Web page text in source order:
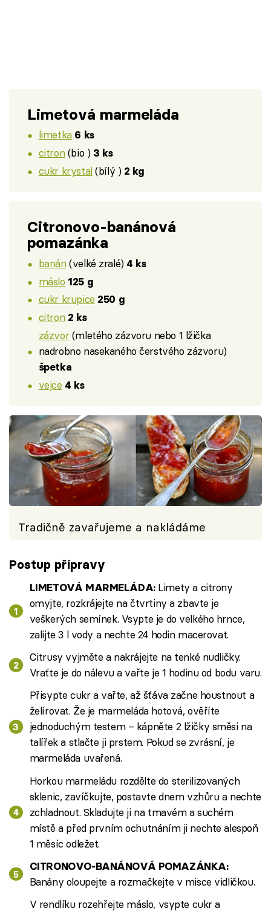
Limetová marmeláda
limetka 6 ks
citron(bio ) 3 ks
cukr krystal(bílý ) 2 kg
Citronovo-banánová
pomazánka
banán(velké zralé) 4 ks
máslo 125 g
cukr krupice 250 g
citron 2 ks
zázvor(mletého zázvoru nebo 1 lžička
nadrobno nasekaného čerstvého zázvoru)
špetka
vejce 4 ks
Tradičně zavařujeme a nakládáme
Postup přípravy
LIMETOVÁ MARMELÁDA:Limety a citrony
omyjte, rozkrájejte na čtvrtiny a zbavte je
veškerých semínek. Vsypte je do velkého hrnce,
zalijte 3 l vody a nechte 24 hodin macerovat.
Citrusy vyjměte a nakrájejte na tenké nudličky.
Vraťte je do nálevu a vařte je 1 hodinu od bodu varu.
Přisypte cukr a vařte, až šťáva začne houstnout a
želírovat. Že je marmeláda hotová, ověříte
jednoduchým testem – kápněte 2 lžičky směsi na
talířek a stlačte ji prstem. Pokud se zvrásní, je
marmeláda uvařená.
Horkou marmeládu rozdělte do sterilizovaných
sklenic, zavíčkujte, postavte dnem vzhůru a nechte
zchladnout. Skladujte ji na tmavém a suchém
místě a před prvním ochutnáním ji nechte alespoň
1 měsíc odležet.
CITRONOVO-BANÁNOVÁ POMAZÁNKA:
Banány oloupejte a rozmačkejte v misce vidličkou.
V rendlíku rozehřejte máslo, vsypte cukr a